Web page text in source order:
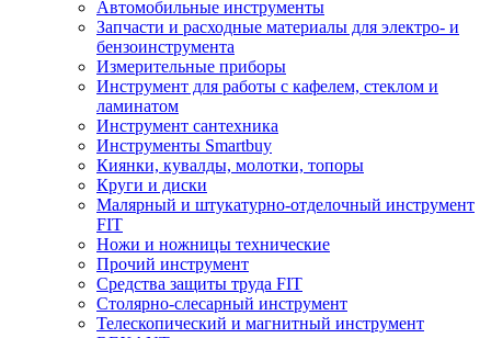
Автомобильные инструменты
Запчасти и расходные материалы для электро- и
бензоинструмента
Измерительные приборы
Инструмент для работы с кафелем, стеклом и
ламинатом
Инструмент сантехника
Инструменты Smartbuy
Киянки, кувалды, молотки, топоры
Круги и диски
Малярный и штукатурно-отделочный инструмент
FIT
Ножи и ножницы технические
Прочий инструмент
Средства защиты труда FIT
Столярно-слесарный инструмент
Телескопический и магнитный инструмент